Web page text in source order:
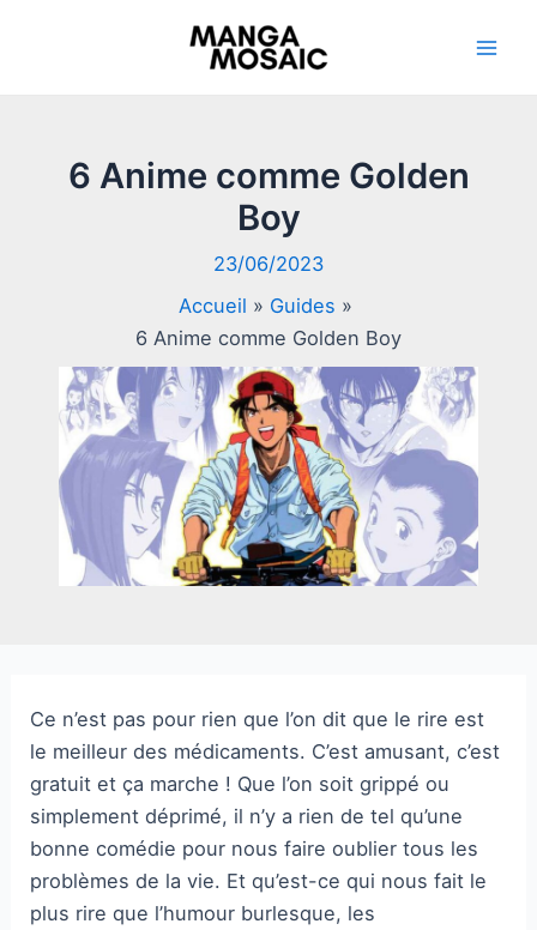
6 Anime comme Golden
Boy
23/06/2023
Accueil
Guides
6 Anime comme Golden Boy
Ce n’est pas pour rien que l’on dit que le rire est
le meilleur des médicaments. C’est amusant, c’est
gratuit et ça marche ! Que l’on soit grippé ou
simplement déprimé, il n’y a rien de tel qu’une
bonne comédie pour nous faire oublier tous les
problèmes de la vie. Et qu’est-ce qui nous fait le
plus rire que l’humour burlesque, les